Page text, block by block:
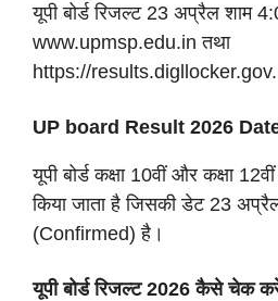
यूपी बोर्ड रिजल्ट 23 अप्रैल शाम
www.upmsp.edu.in तथा
https://
UP board Result 2026 Date
यूपी बोर्ड कक्षा 10वीं और कक्षा
किया जाता है जिसकी डेट 23
(Confirmed) है।
यूपी बोर्ड रिजल्ट 2026 कैसे चेक